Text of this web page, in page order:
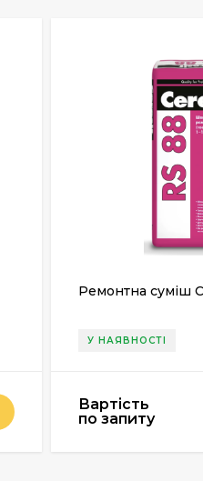
Ремонтна суміш
У НАЯВНОСТІ
Вартість
по запиту